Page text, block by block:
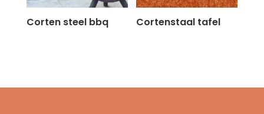
Corten steel bbq Cortenstaal tafel